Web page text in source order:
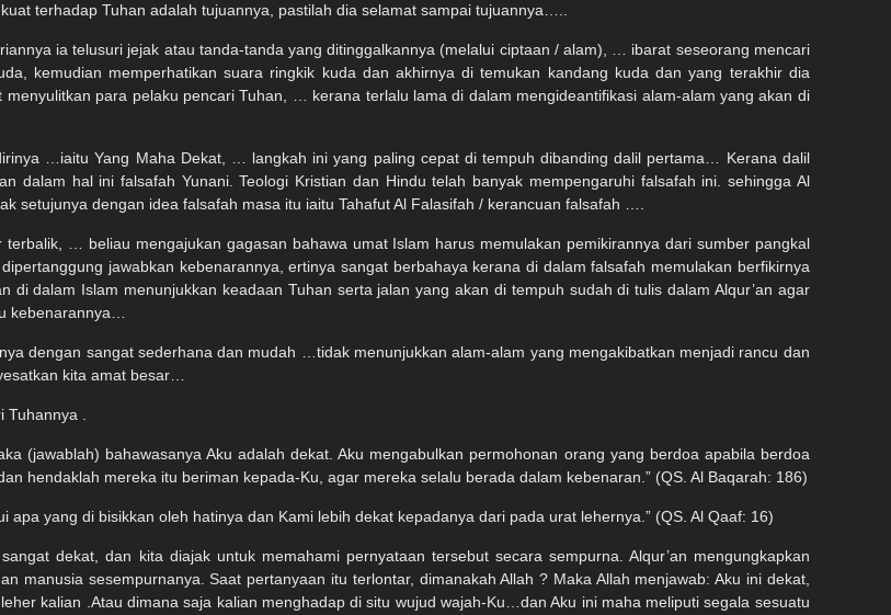
terhadap Tuhan adalah tujuannya, pastilah dia selamat sampai tujuannya…..
ia telusuri jejak atau tanda-tanda yang ditinggalkannya (melalui ciptaan / alam), … ibarat seseorang mencari
kemudian memperhatikan suara ringkik kuda dan akhirnya di temukan kandang kuda dan yang terakhir dia
para pelaku pencari Tuhan, … kerana terlalu lama di dalam mengideantifikasi alam-alam yang akan di
…iaitu Yang Maha Dekat, … langkah ini yang paling cepat di tempuh dibanding dalil pertama… Kerana dalil
dalam hal ini falsafah Yunani. Teologi Kristian dan Hindu telah banyak mempengaruhi falsafah ini. sehingga Al
setujunya dengan idea falsafah masa itu iaitu Tahafut Al Falasifah / kerancuan falsafah ….
… beliau mengajukan gagasan bahawa umat Islam harus memulakan pemikirannya dari sumber pangkal
jawabkan kebenarannya, ertinya sangat berbahaya kerana di dalam falsafah memulakan berfikirnya
dalam Islam menunjukkan keadaan Tuhan serta jalan yang akan di tempuh sudah di tulis dalam Alqur’an agar
kebenarannya…
dengan sangat sederhana dan mudah …tidak menunjukkan alam-alam yang mengakibatkan menjadi rancu dan
kita amat besar…
Tuhannya .
(jawablah) bahawasanya Aku adalah dekat. Aku mengabulkan permohonan orang yang berdoa apabila berdoa
hendaklah mereka itu beriman kepada-Ku, agar mereka selalu berada dalam kebenaran.” (QS. Al Baqarah: 186)
yang di bisikkan oleh hatinya dan Kami lebih dekat kepadanya dari pada urat lehernya.” (QS. Al Qaaf: 16)
dekat, dan kita diajak untuk memahami pernyataan tersebut secara sempurna. Alqur’an mengungkapkan
manusia sesempurnanya. Saat pertanyaan itu terlontar, dimanakah Allah ? Maka Allah menjawab: Aku ini dekat,
kalian .Atau dimana saja kalian menghadap di situ wujud wajah-Ku…dan Aku ini maha meliputi segala sesuatu